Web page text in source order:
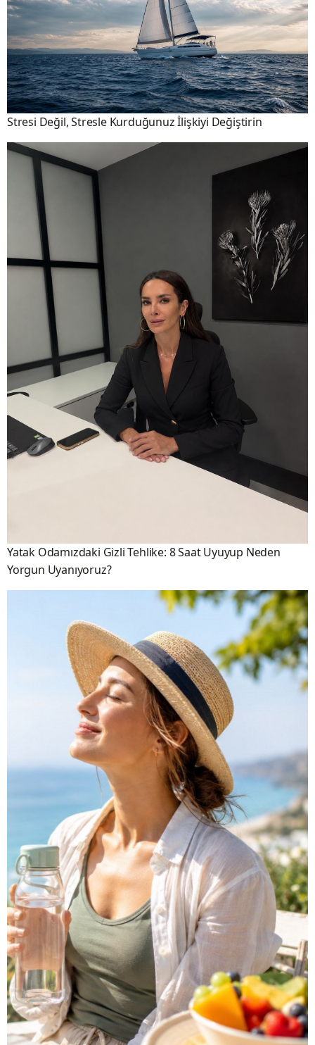
Stresi Değil, Stresle Kurduğunuz İlişkiyi Değiştirin
Yatak Odamızdaki Gizli Tehlike: 8 Saat Uyuyup Neden
Yorgun Uyanıyoruz?